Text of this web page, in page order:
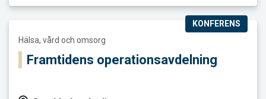
Läs mer och boka Framtidens operationsavdelning
KONFERENS
Hälsa, vård och omsorg
Framtidens operationsavdelning